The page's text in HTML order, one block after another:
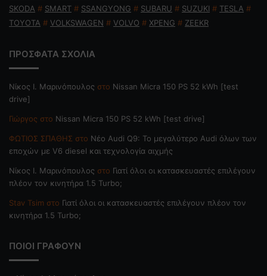
SKODA # SMART # SSANGYONG # SUBARU # SUZUKI # TESLA #
TOYOTA # VOLKSWAGEN # VOLVO # XPENG # ZEEKR
ΠΡΟΣΦΑΤΑ ΣΧΟΛΙΑ
Nίκος Ι. Mαρινόπουλος στο Nissan Micra 150 PS 52 kWh [test
drive]
Γιώργος στο Nissan Micra 150 PS 52 kWh [test drive]
ΦΩΤΙΟΣ ΣΠΑΘΗΣ στο Νέο Audi Q9: Το μεγαλύτερο Audi όλων των
εποχών με V6 diesel και τεχνολογία αιχμής
Nίκος Ι. Mαρινόπουλος στο Γιατί όλοι οι κατασκευαστές επιλέγουν
πλέον τον κινητήρα 1.5 Turbo;
Stav Tsim στο Γιατί όλοι οι κατασκευαστές επιλέγουν πλέον τον
κινητήρα 1.5 Turbo;
ΠΟΙΟΙ ΓΡΑΦΟΥΝ